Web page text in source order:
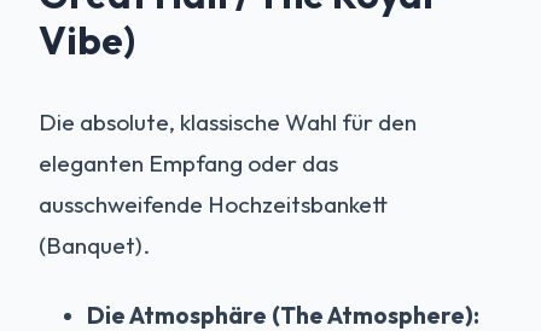
Vibe)
Die absolute, klassische Wahl für den
eleganten Empfang oder das
ausschweifende Hochzeitsbankett
(Banquet).
Die Atmosphäre (The Atmosphere):